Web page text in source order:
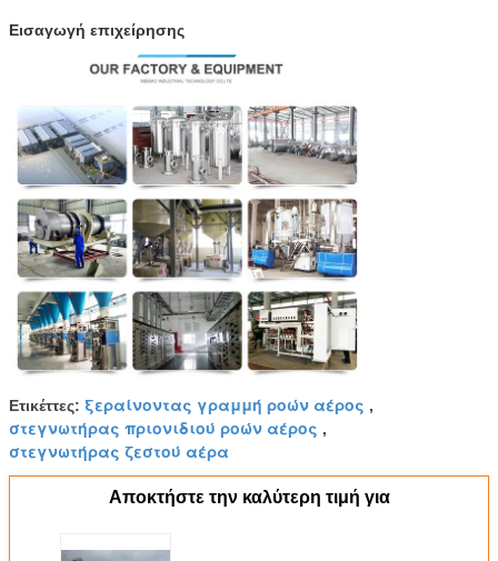
Εισαγωγή επιχείρησης
Ετικέττες: ξεραίνοντας γραμμή ροών αέρος ,
στεγνωτήρας πριονιδιού ροών αέρος ,
στεγνωτήρας ζεστού αέρα
Αποκτήστε την καλύτερη τιμή για